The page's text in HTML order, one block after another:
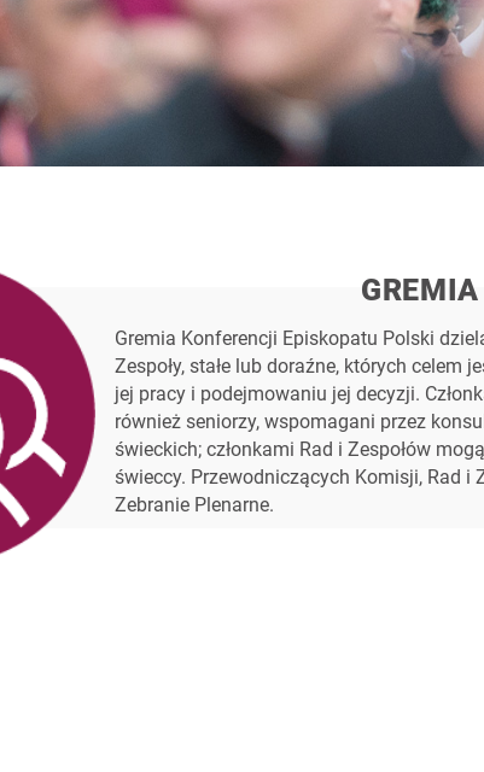
GREMIA
Gremia Konferencji Episkopatu Polski
Zespoły, stałe lub doraźne, których celem
jej pracy i podejmowaniu jej decyzji.
również seniorzy, wspomagani przez
świeckich; członkami Rad i Zespołów
świeccy. Przewodniczących Komisji, Rad i
Zebranie Plenarne.